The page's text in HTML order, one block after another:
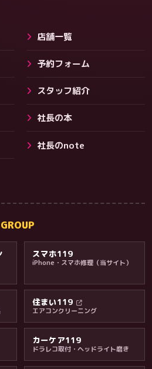
店舗一覧
予約フォーム
スタッフ紹介
社長の本
社長のnote
スマホ119
iPhone・スマホ修理（当サイト）
住まい119
エアコンクリーニング
カーケア119
ドラレコ取付・ヘッドライト磨き